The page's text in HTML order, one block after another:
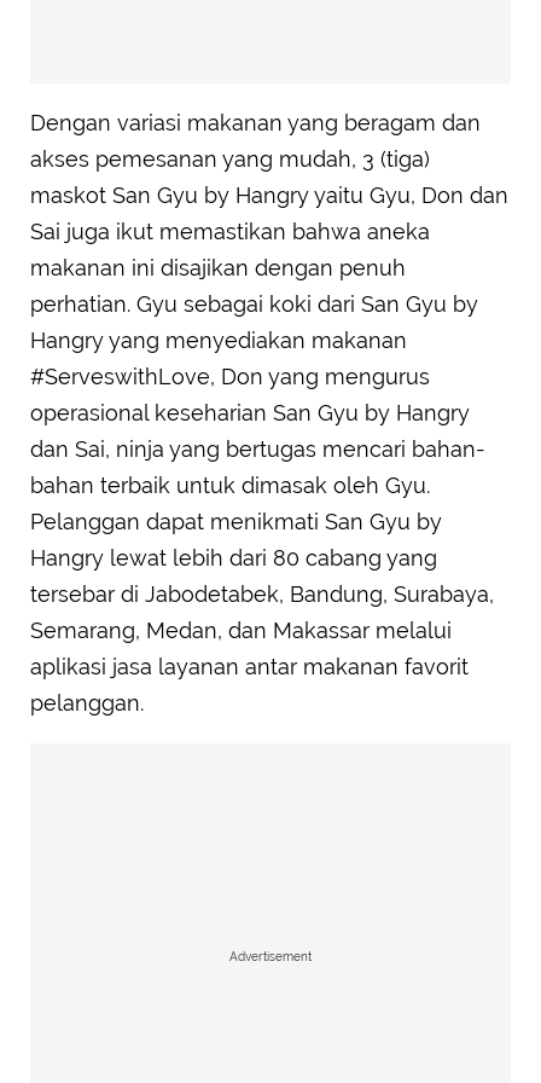
Dengan variasi makanan yang beragam dan
akses pemesanan yang mudah, 3 (tiga)
maskot San Gyu by Hangry yaitu Gyu, Don dan
Sai juga ikut memastikan bahwa aneka
makanan ini disajikan dengan penuh
perhatian. Gyu sebagai koki dari San Gyu by
Hangry yang menyediakan makanan
#ServeswithLove, Don yang mengurus
operasional keseharian San Gyu by Hangry
dan Sai, ninja yang bertugas mencari bahan-
bahan terbaik untuk dimasak oleh Gyu.
Pelanggan dapat menikmati San Gyu by
Hangry lewat lebih dari 80 cabang yang
tersebar di Jabodetabek, Bandung, Surabaya,
Semarang, Medan, dan Makassar melalui
aplikasi jasa layanan antar makanan favorit
pelanggan.
Advertisement